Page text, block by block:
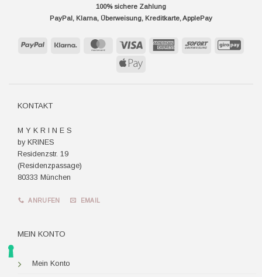
100% sichere Zahlung
PayPal, Klarna, Überweisung, Kreditkarte, ApplePay
PayPal Klarna MasterCard Visa
AmericanSofort
Apple
KONTAKT
M Y K R I N E S
by KRINES
Residenzstr. 19
(Residenzpassage)
80333 München
ANRUFEN EMAIL
MEIN KONTO
Mein Konto